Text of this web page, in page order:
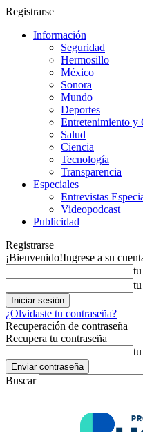
Registrarse
Información
Seguridad
Hermosillo
México
Sonora
Mundo
Deportes
Entretenimiento y
Salud
Ciencia
Tecnología
Transparencia
Especiales
Entrevistas
Videopodcast
Publicidad
Registrarse
¡Bienvenido!Ingrese a su
tu
¿Olvidaste tu contraseña?
Recuperación de contraseña
Recupera tu contraseña
Buscar